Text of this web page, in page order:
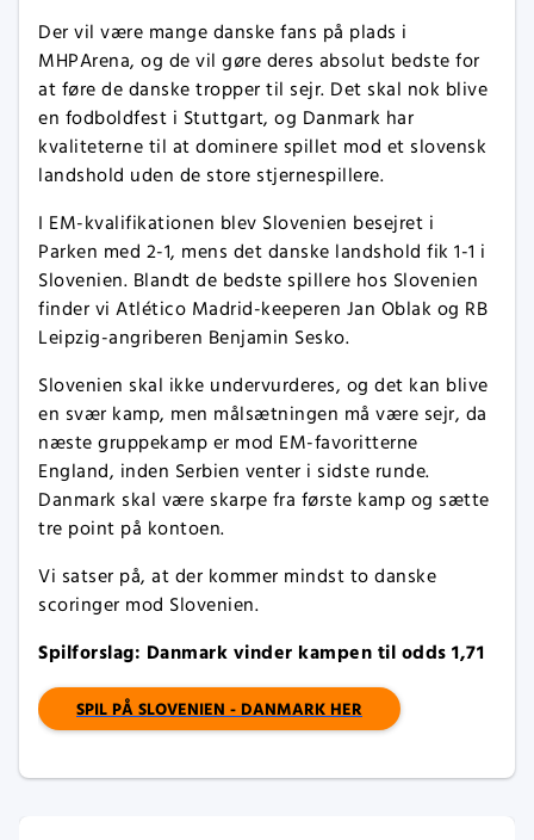
Der vil være mange danske fans på plads i
MHPArena, og de vil gøre deres absolut bedste for
at føre de danske tropper til sejr. Det skal nok blive
en fodboldfest i Stuttgart, og Danmark har
kvaliteterne til at dominere spillet mod et slovensk
landshold uden de store stjernespillere.
I EM-kvalifikationen blev Slovenien besejret i
Parken med 2-1, mens det danske landshold fik 1-1 i
Slovenien. Blandt de bedste spillere hos Slovenien
finder vi Atlético Madrid-keeperen Jan Oblak og RB
Leipzig-angriberen Benjamin Sesko.
Slovenien skal ikke undervurderes, og det kan blive
en svær kamp, men målsætningen må være sejr, da
næste gruppekamp er mod EM-favoritterne
England, inden Serbien venter i sidste runde.
Danmark skal være skarpe fra første kamp og sætte
tre point på kontoen.
Vi satser på, at der kommer mindst to danske
scoringer mod Slovenien.
Spilforslag: Danmark vinder kampen til odds 1,71
SPIL PÅ SLOVENIEN - DANMARK HER